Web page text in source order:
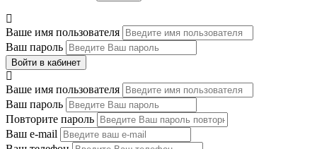
Ваше имя пользователя
Ваш пароль
Войти в кабинет
Ваше имя пользователя
Ваш пароль
Повторите пароль
Ваш e-mail